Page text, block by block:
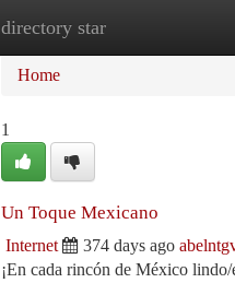
directory star
Home
Home
1
Un Toque Mexicano
Internet 374 days ago
¡En cada rincón de México